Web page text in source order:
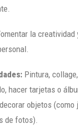
la creatividad
Pintura,
hacer tarjetas o
objetos (como
de fotos).